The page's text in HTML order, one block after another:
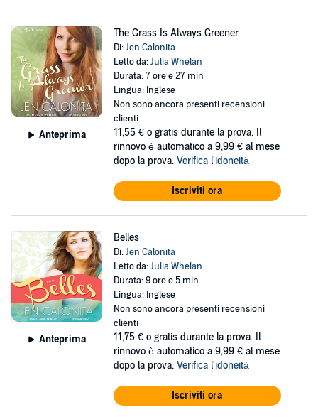
Anteprima
The Grass Is Always Greener
Di:Jen Calonita
Letto da:Julia Whelan
Durata: 7 ore e 27 min
Lingua: Inglese
Non sono ancora presenti recensioni
clienti
11,55 € o gratis durante la prova. Il
rinnovo è automatico a 9,99 € al mese
dopo la prova. Verifica l'idoneità
Iscriviti ora
Anteprima
Belles
Di:Jen Calonita
Letto da:Julia Whelan
Durata: 9 ore e 5 min
Lingua: Inglese
Non sono ancora presenti recensioni
clienti
11,75 € o gratis durante la prova. Il
rinnovo è automatico a 9,99 € al mese
dopo la prova. Verifica l'idoneità
Iscriviti ora